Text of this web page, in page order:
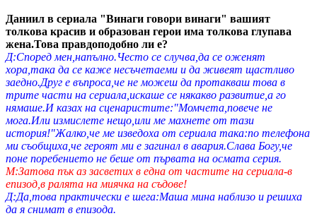
Даниил в сериала "Винаги говори винаги" вашият
толкова красив и образован герои има толкова глупава
жена.Това правдоподобно ли е?
Д:Според мен,напълно.Често се случва,да се оженят
хора,така да се каже несъчетаеми и да живеят щастливо
заедно.Друг е въпроса,че не можеш да протакваш това в
трите части на сериала,искаше се някакво развитие,а го
нямаше.И казах на сценаристите:"Момчета,повече не
мога.Или измислете нещо,или ме махнете от тази
история!"Жалко,че ме изведоха от сериала така:по телефона
ми съобщиха,че героят ми е загинал в авария.Слава Богу,че
поне поребението не беше от първата на осмата серия.
М:Затова пък аз засветих в една от частите на сериала-в
епизод,в ралята на миячка на съдове!
Д:Да,това практически е шега:Маша мина наблизо и решиха
да я снимат в епизода.